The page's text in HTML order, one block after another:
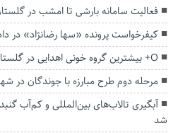
فعالیت سامانه بارشی تا امشب در
کیفرخواست پرونده «سها رضانژاد» در
O+ بیشترین گروه خونی اهدایی در گلستان
مرحله دوم طرح مبارزه با جوندگان در
آبگیری تالاب‌های بین‌المللی و کم‌آب
شد